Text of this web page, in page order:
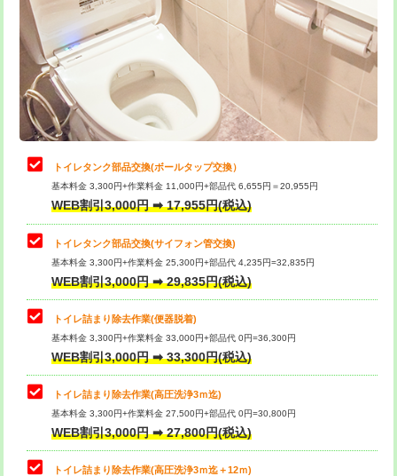
トイレタンク部品交換(ボールタップ交換）
基本料金 3,300円+作業料金 11,000円+部品代 6,655円＝20,955円
WEB割引3,000円 ➡ 17,955円(税込)
トイレタンク部品交換(サイフォン管交換)
基本料金 3,300円+作業料金 25,300円+部品代 4,235円=32,835円
WEB割引3,000円 ➡ 29,835円(税込)
トイレ詰まり除去作業(便器脱着)
基本料金 3,300円+作業料金 33,000円+部品代 0円=36,300円
WEB割引3,000円 ➡ 33,300円(税込)
トイレ詰まり除去作業(高圧洗浄3ｍ迄)
基本料金 3,300円+作業料金 27,500円+部品代 0円=30,800円
WEB割引3,000円 ➡ 27,800円(税込)
トイレ詰まり除去作業(高圧洗浄3ｍ迄＋12ｍ)